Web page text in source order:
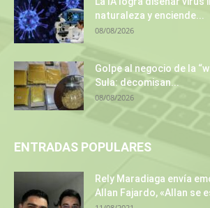
naturaleza y enciende...
08/08/2026
Golpe al negocio de la
Sula: decomisan...
08/08/2026
ENTRADAS POPULARES
Rely Maradiaga envía
Allan Fajardo, «Allan se